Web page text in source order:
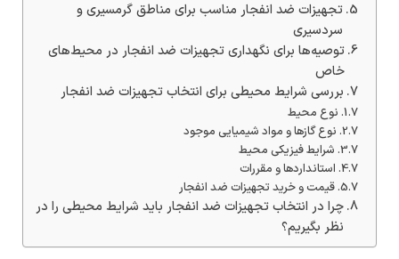
تجهیزات ضد انفجار مناسب برای مناطق گرمسیری و
سردسیری
توصیه‌ها برای نگهداری تجهیزات ضد انفجار در محیط‌های
خاص
بررسی شرایط محیطی برای انتخاب تجهیزات ضد انفجار
نوع محیط
نوع گازها و مواد شیمیایی موجود
شرایط فیزیکی محیط
استانداردها و مقررات
قیمت و خرید تجهیزات ضد انفجار
چرا در انتخاب تجهیزات ضد انفجار باید شرایط محیطی را در
نظر بگیریم؟